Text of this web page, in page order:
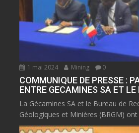
1 mai 2024 Mining 0
COMMUNIQUE DE PRESSE :
ENTRE GECAMINES SA ET LE
La Gécamines SA et le Bureau de
Géologiques et Minières (BRGM) ont